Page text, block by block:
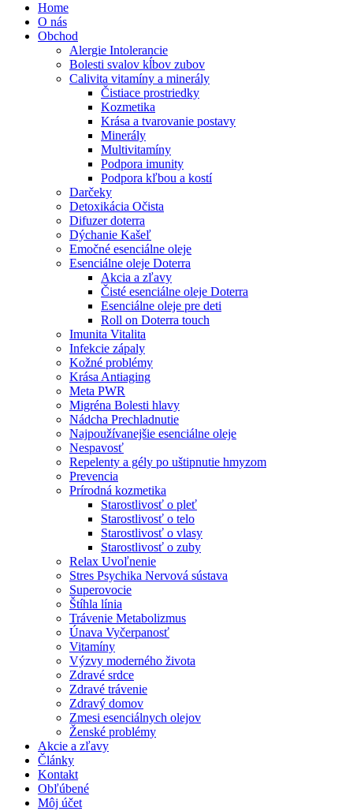
Home
O nás
Obchod
Alergie Intolerancie
Bolesti svalov kĺbov zubov
Calivita vitamíny a minerály
Čistiace prostriedky
Kozmetika
Krása a tvarovanie postavy
Minerály
Multivitamíny
Podpora imunity
Podpora kľbou a kostí
Darčeky
Detoxikácia Očista
Difuzer doterra
Dýchanie Kašeľ
Emočné esenciálne oleje
Esenciálne oleje Doterra
Akcia a zľavy
Čisté esenciálne oleje Doterra
Esenciálne oleje pre deti
Roll on Doterra touch
Imunita Vitalita
Infekcie zápaly
Kožné problémy
Krása Antiaging
Meta PWR
Migréna Bolesti hlavy
Nádcha Prechladnutie
Najpoužívanejšie esenciálne oleje
Nespavosť
Repelenty a gély po uštipnutie hmyzom
Prevencia
Prírodná kozmetika
Starostlivosť o pleť
Starostlivosť o telo
Starostlivosť o vlasy
Starostlivosť o zuby
Relax Uvoľnenie
Stres Psychika Nervová sústava
Superovocie
Štíhla línia
Trávenie Metabolizmus
Únava Vyčerpanosť
Vitamíny
Výzvy moderného života
Zdravé srdce
Zdravé trávenie
Zdravý domov
Zmesi esenciálnych olejov
Ženské problémy
Akcie a zľavy
Články
Kontakt
Obľúbené
Môj účet